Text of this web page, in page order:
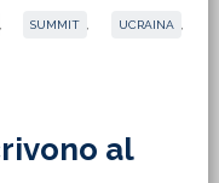
SUMMIT UCRAINA
al